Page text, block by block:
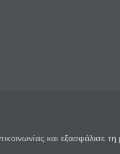
και εξασφάλισε